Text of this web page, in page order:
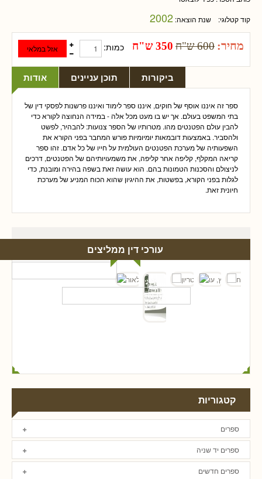
קוד קטלוגי: שנת הוצאה: 2002
מחיר: 600 ש"ח 350 ש"ח כמות:
אודות תוכן עניינים ביקורות
ספר זה איננו אוסף של חוקים, איננו ספר לימוד ואיננו פרשנות לפסקי דין של
בתי המשפט בעולם. אך יש בו מעט מכל אלה - במידה הנחוצה לקורא כדי
להבין עולם הפטנטים מהו. מטרותיו של הספר צנועות: להבהיר, לפשט
ולהסביר. באמצעות דובמאות יומיומיות פורש המחבר בפני הקורא את
השפעותיה של מערכת הפטנטים העולמית על חייו של כל אדם. זהו ספר
קריאה המקלף, קליפה אחר קליפה, את משמעויותיהם של הפטנטים, דרכים
לניצולם והסכנות הטמונות בהם. הוא עושה זאת בשפה בהירה ומובנת, כדי
לגלות בפני הקורא, בפשטות, את ההיגיון שהוא הכוח המניע של מערכת
חיונית זאת.
עורכי דין ממליצים
קטגוריות
ספרים
ספרים יד שניה
ספרים חדשים